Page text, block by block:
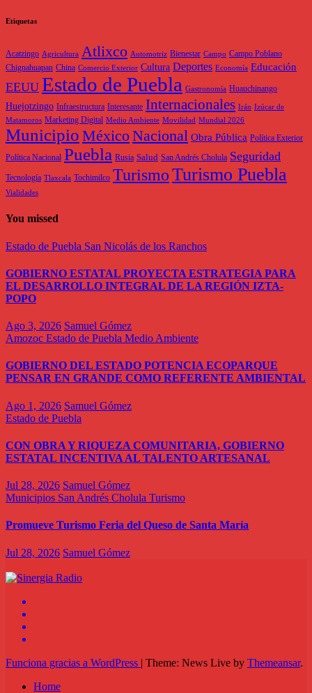
Etiquetas
Acatzingo Agricultura Atlixco Automotriz Bienestar Campo Campo Poblano
Chignahuapan China Comercio Exterior Cultura Deportes Economía Educación
EEUU Estado de Puebla Gastronomía Huauchinango
Huejotzingo Infraestructura Interesante Internacionales Irán Izúcar de
Matamoros Marketing Digital Medio Ambiente Movilidad Mundial 2026
Municipio MéxicoNacional Obra Pública Política Exterior
Política Nacional Puebla Rusia Salud San Andrés Cholula Seguridad
Tecnología Tlaxcala Tochimilco TurismoTurismo Puebla
Vialidades
You missed
Estado de Puebla San Nicolás de los Ranchos
GOBIERNO ESTATAL PROYECTA ESTRATEGIA PARA
EL DESARROLLO INTEGRAL DE LA REGIÓN IZTA-
POPO
Ago 3, 2026 Samuel Gómez
Amozoc Estado de Puebla Medio Ambiente
GOBIERNO DEL ESTADO POTENCIA ECOPARQUE
PENSAR EN GRANDE COMO REFERENTE AMBIENTAL
Ago 1, 2026 Samuel Gómez
Estado de Puebla
CON OBRA Y RIQUEZA COMUNITARIA, GOBIERNO
ESTATAL INCENTIVA AL TALENTO ARTESANAL
Jul 28, 2026 Samuel Gómez
Municipios San Andrés Cholula Turismo
Promueve Turismo Feria del Queso de Santa María
Jul 28, 2026 Samuel Gómez
Funciona gracias a WordPress | Theme: News Live by Themeansar.
Home